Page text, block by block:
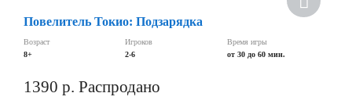
Повелитель Токио: Подзарядка
Возраст
8+
Игроков
2-6
Время игры
от 30 до 60 мин.
1390 р. Распродано